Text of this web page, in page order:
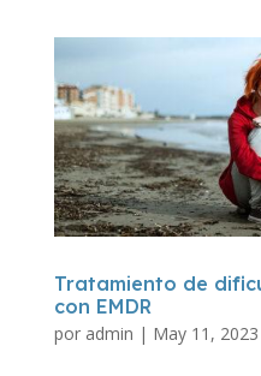
Tratamiento de
con EMDR
por admin | May 11, 2023